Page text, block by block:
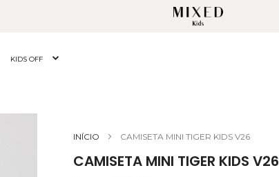
KIDS OFF
INÍCIO CAMISETA MINI TIGER KIDS V26
CAMISETA MINI TIGER KIDS V26